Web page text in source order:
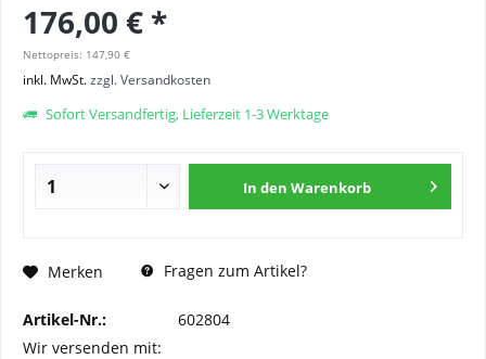
176,00 € *
Nettopreis: 147,90 €
inkl. MwSt.zzgl. Versandkosten
Sofort Versandfertig, Lieferzeit 1-3 Werktage
In den Warenkorb
Merken Fragen zum Artikel?
Artikel-Nr.:
602804
Wir versenden mit: